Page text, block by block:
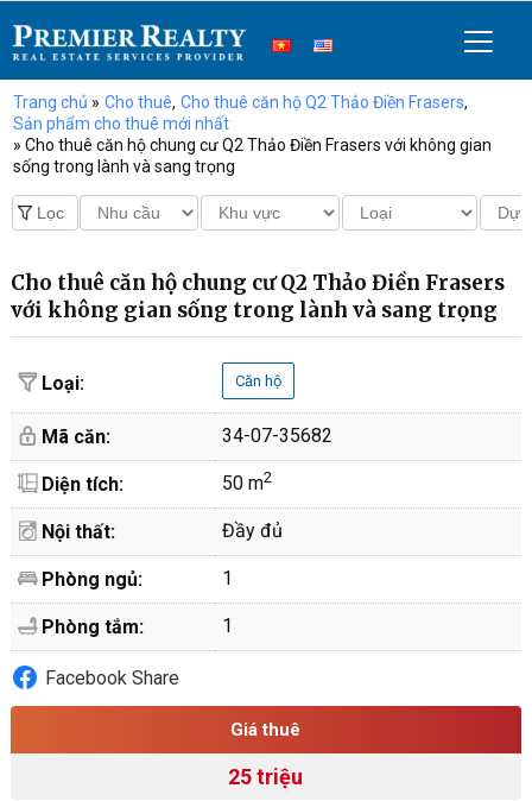
Trang chủ » Cho thuê, Cho thuê căn hộ Q2 Thảo Điền Frasers,
Sản phẩm cho thuê mới nhất
» Cho thuê căn hộ chung cư Q2 Thảo Điền Frasers với không gian
sống trong lành và sang trọng
Cho thuê căn hộ chung cư Q2 Thảo Điền Frasers
với không gian sống trong lành và sang trọng
Loại: Căn hộ
Mã căn: 34-07-35682
Diện tích: 50 m2
Nội thất: Đầy đủ
Phòng ngủ: 1
Phòng tắm: 1
Facebook Share
Giá thuê
25 triệu